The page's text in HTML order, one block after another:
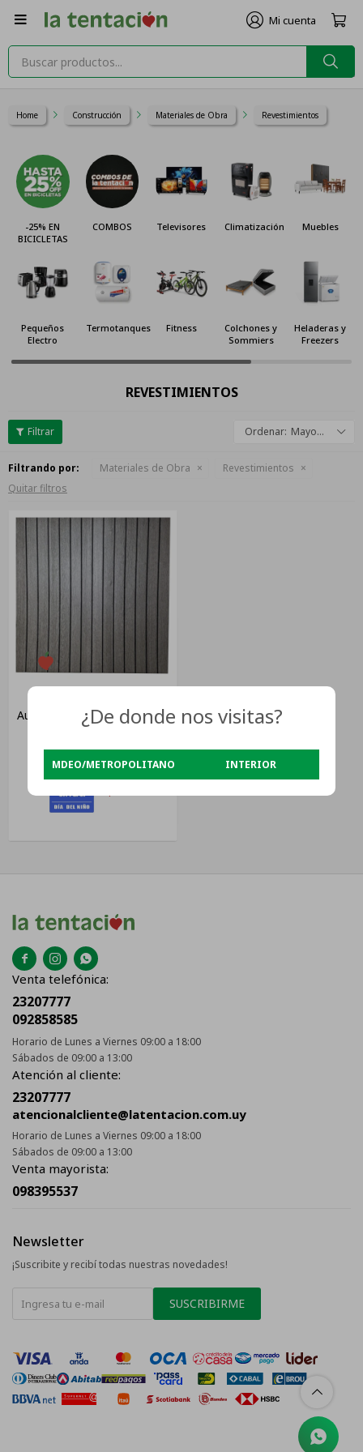

Home Construcción Materiales de Obra Revestimientos
-25% EN
BICICLETAS
COMBOS Televisores Climatización Muebles
Pequeños
Electro
Termotanques Fitness
Colchones y
Sommiers
Heladeras y
Freezers
REVESTIMIENTOS
Mayor descuento
Filtrando por: Materiales de Obra
Revestimientos
Quitar filtros
Autoadhesiva Revestimiento
Pared Interior Gris
  
Venta telefónica:
23207777
092858585
Horario de Lunes a Viernes 09:00 a 18:00
Sábados de 09:00 a 13:00
Atención al cliente:
23207777
atencionalcliente@latentacion.com.uy
Horario de Lunes a Viernes 09:00 a 18:00
Sábados de 09:00 a 13:00
Venta mayorista:
098395537
Newsletter
¡Suscribite y recibí todas nuestras novedades!
SUSCRIBIRME
¿De donde nos visitas?
MDEO/METROPOLITANO INTERIOR